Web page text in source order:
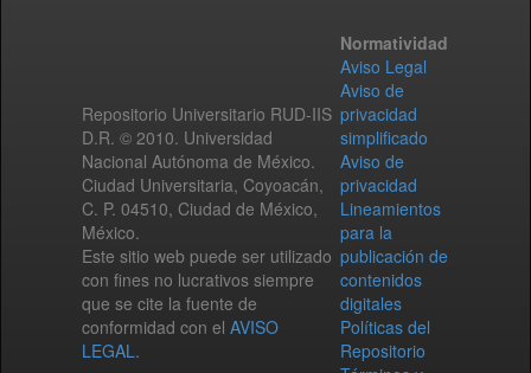
Repositorio Universitario RUD-IIS
D.R. © 2010. Universidad
Nacional Autónoma de México.
Ciudad Universitaria, Coyoacán,
C. P. 04510, Ciudad de México,
México.
Este sitio web puede ser utilizado
con fines no lucrativos siempre
que se cite la fuente de
conformidad con el AVISO
LEGAL.
Normatividad
Aviso Legal
Aviso de
privacidad
simplificado
Aviso de
privacidad
Lineamientos
para la
publicación de
contenidos
digitales
Políticas del
Repositorio